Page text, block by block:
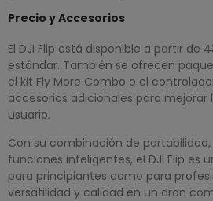
Precio y Accesorios
El DJI Flip está disponible a partir de
estándar. También se ofrecen
el kit Fly More Combo o el
accesorios adicionales para mejorar
usuario.
Con su combinación de
funciones inteligentes, el DJI Flip es
para principiantes como para
versatilidad y calidad en un dron